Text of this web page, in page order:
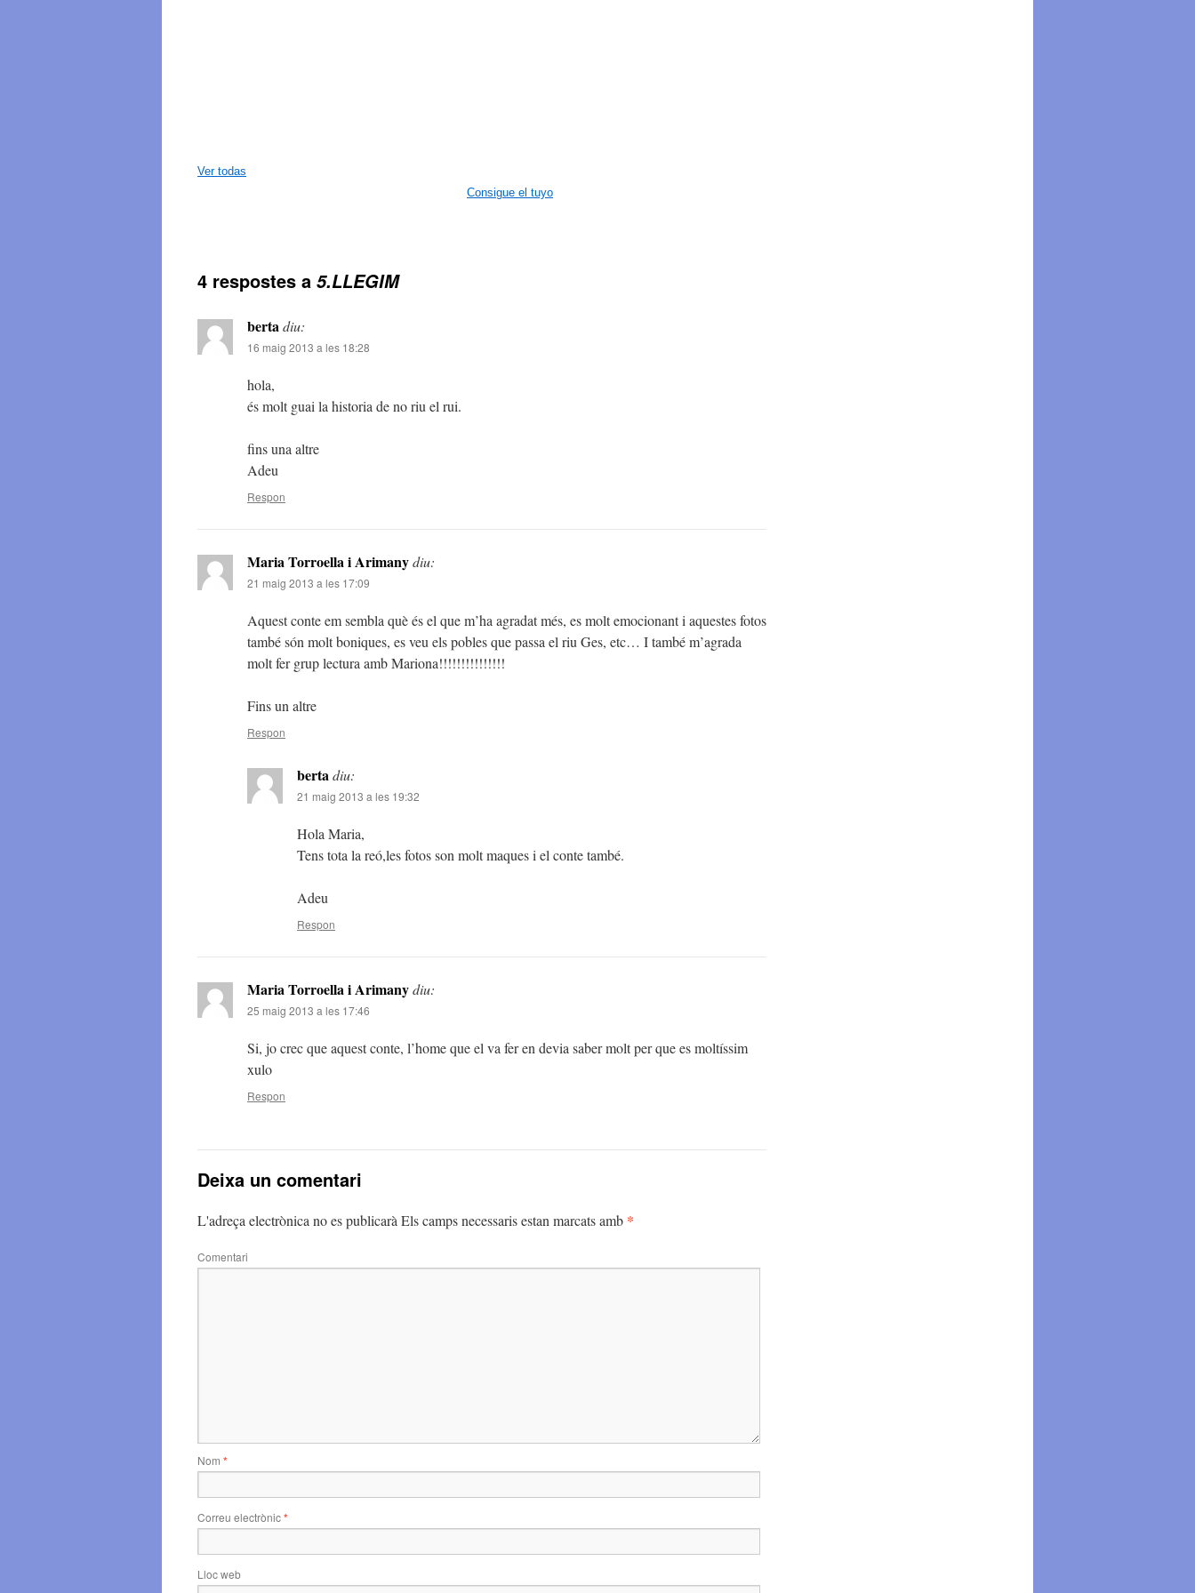
Ver todas
Consigue el tuyo
4 respostes a 5.LLEGIM
bertadiu:
16 maig 2013 a les 18:28
hola,
és molt guai la historia de no riu el rui.
fins una altre
Adeu
Respon
Maria Torroella i Arimanydiu:
21 maig 2013 a les 17:09
Aquest conte em sembla què és el que m’ha agradat més, es molt emocionant i aquestes fotos
també són molt boniques, es veu els pobles que passa el riu Ges, etc… I també m’agrada
molt fer grup lectura amb Mariona!!!!!!!!!!!!!!!
Fins un altre
Respon
bertadiu:
21 maig 2013 a les 19:32
Hola Maria,
Tens tota la reó,les fotos son molt maques i el conte també.
Adeu
Respon
Maria Torroella i Arimanydiu:
25 maig 2013 a les 17:46
Si, jo crec que aquest conte, l’home que el va fer en devia saber molt per que es moltíssim
xulo
Respon
Deixa un comentari
L'adreça electrònica no es publicarà Els camps necessaris estan marcats amb *
Comentari
Nom *
Correu electrònic*
Lloc web